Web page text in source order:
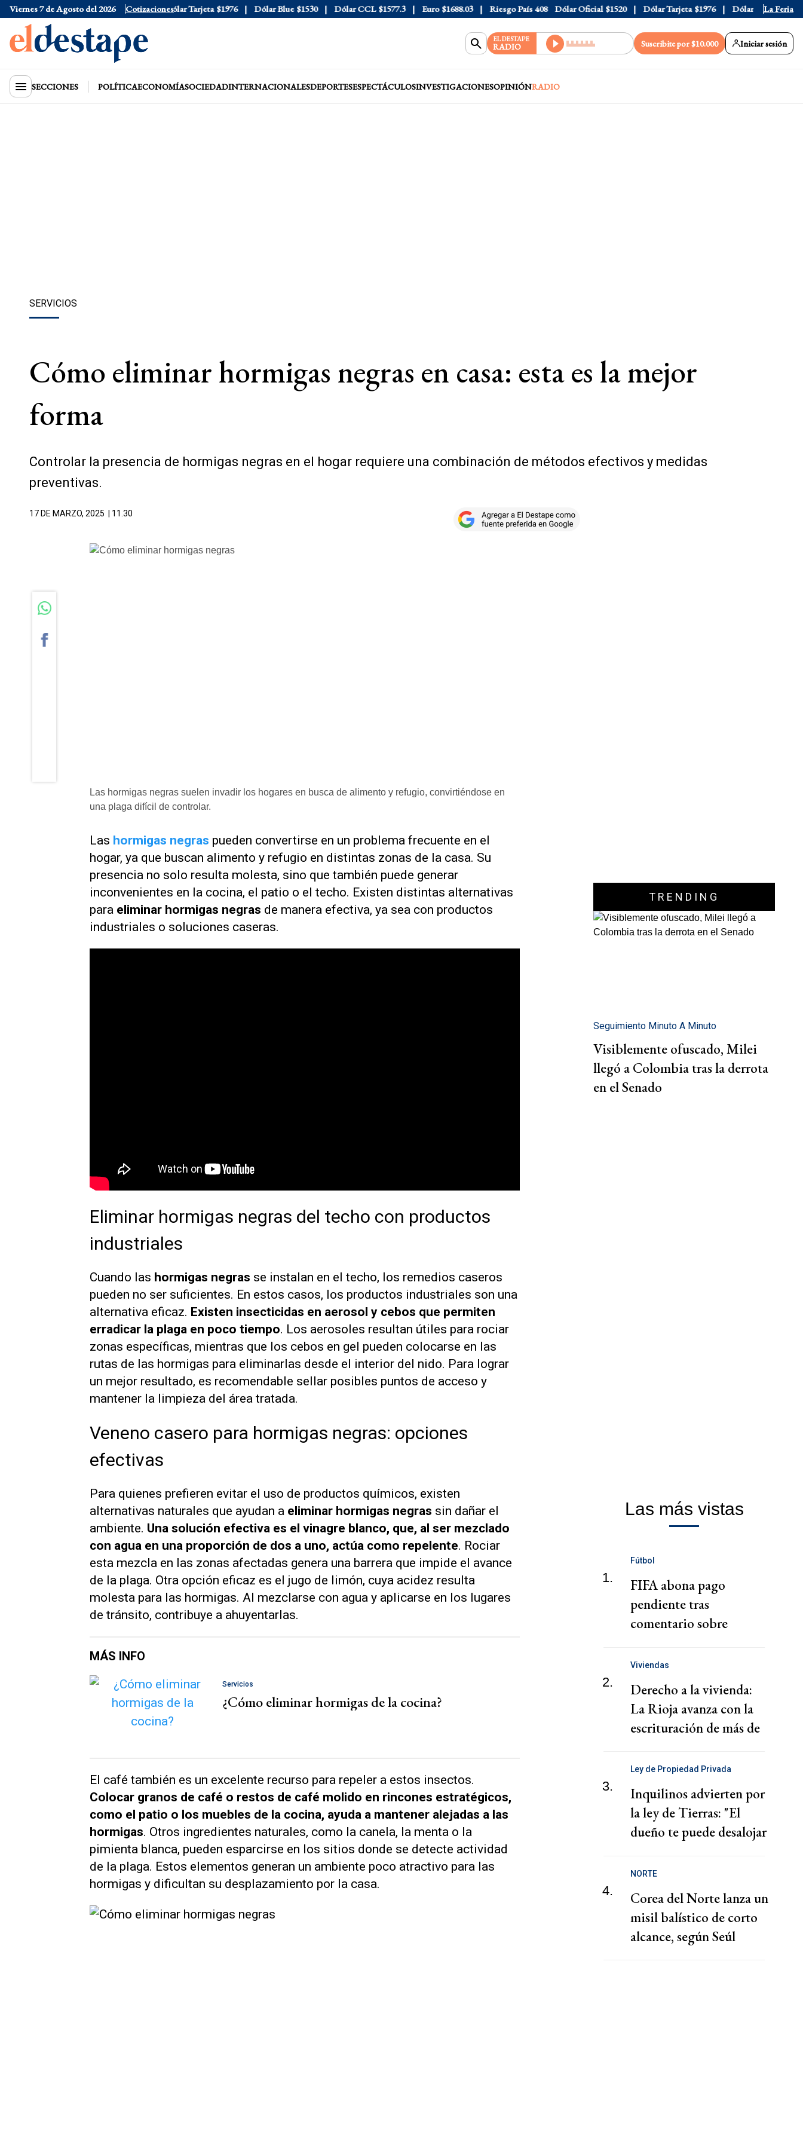
Viernes 7 de Agosto del 2026 Cotizaciones
Dólar Oficial $1520 Dólar Tarjeta $1976 Dólar Blue $1530 Dólar CCL $1577.3 Euro $1688.03 Riesgo País 408 Dólar Oficial $1520 Dólar Tarjeta $1976 Dólar Blue $1530
La Feria
EL DESTAPE
RADIO Suscribite por $10.000 Iniciar sesión
SECCIONES POLÍTICAECONOMÍASOCIEDADINTERNACIONALESDEPORTESESPECTÁCULOSINVESTIGACIONESOPINIÓNRADIO
SERVICIOS
Cómo eliminar hormigas negras en casa: esta es la mejor
forma
Controlar la presencia de hormigas negras en el hogar requiere una combinación de métodos efectivos y medidas
preventivas.
17 DE MARZO, 2025 | 11.30
Las hormigas negras suelen invadir los hogares en busca de alimento y refugio, convirtiéndose en
una plaga difícil de controlar.
Las hormigas negras pueden convertirse en un problema frecuente en el
hogar, ya que buscan alimento y refugio en distintas zonas de la casa. Su
presencia no solo resulta molesta, sino que también puede generar
inconvenientes en la cocina, el patio o el techo. Existen distintas alternativas
para eliminar hormigas negras de manera efectiva, ya sea con productos
industriales o soluciones caseras.
Eliminar hormigas negras del techo con productos
industriales
Cuando las hormigas negras se instalan en el techo, los remedios caseros
pueden no ser suficientes. En estos casos, los productos industriales son una
alternativa eficaz. Existen insecticidas en aerosol y cebos que permiten
erradicar la plaga en poco tiempo. Los aerosoles resultan útiles para rociar
zonas específicas, mientras que los cebos en gel pueden colocarse en las
rutas de las hormigas para eliminarlas desde el interior del nido. Para lograr
un mejor resultado, es recomendable sellar posibles puntos de acceso y
mantener la limpieza del área tratada.
Veneno casero para hormigas negras: opciones
efectivas
Para quienes prefieren evitar el uso de productos químicos, existen
alternativas naturales que ayudan a eliminar hormigas negras sin dañar el
ambiente. Una solución efectiva es el vinagre blanco, que, al ser mezclado
con agua en una proporción de dos a uno, actúa como repelente. Rociar
esta mezcla en las zonas afectadas genera una barrera que impide el avance
de la plaga. Otra opción eficaz es el jugo de limón, cuya acidez resulta
molesta para las hormigas. Al mezclarse con agua y aplicarse en los lugares
de tránsito, contribuye a ahuyentarlas.
MÁS INFO
Servicios
¿Cómo eliminar hormigas de la cocina?
El café también es un excelente recurso para repeler a estos insectos.
Colocar granos de café o restos de café molido en rincones estratégicos,
como el patio o los muebles de la cocina, ayuda a mantener alejadas a las
hormigas. Otros ingredientes naturales, como la canela, la menta o la
pimienta blanca, pueden esparcirse en los sitios donde se detecte actividad
de la plaga. Estos elementos generan un ambiente poco atractivo para las
hormigas y dificultan su desplazamiento por la casa.
TRENDING
Seguimiento Minuto A Minuto
Visiblemente ofuscado, Milei
llegó a Colombia tras la derrota
en el Senado
Las más vistas
1.
Fútbol
FIFA abona pago
pendiente tras
comentario sobre
de la Federación Jordana
2.
Viviendas
Derecho a la vivienda:
La Rioja avanza con la
escrituración de más de
3.
Ley de Propiedad Privada
Inquilinos advierten por
la ley de Tierras: "El
dueño te puede desalojar
4.
NORTE
Corea del Norte lanza un
misil balístico de corto
alcance, según Seúl